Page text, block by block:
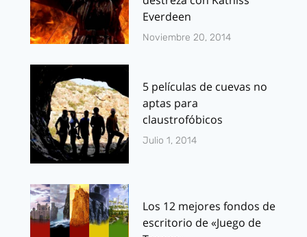
Everdeen
Noviembre 20, 2014
5 películas de cuevas no
aptas para
claustrofóbicos
Julio 1, 2014
Los 12 mejores fondos de
escritorio de «Juego de